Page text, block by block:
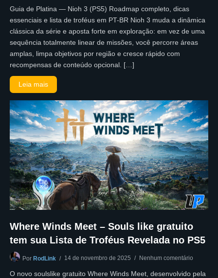
Guia de Platina — Nioh 3 (PS5) Roadmap completo, dicas
essenciais e lista de troféus em PT-BR Nioh 3 muda a dinâmica
clássica da série e aposta forte em exploração: em vez de uma
sequência totalmente linear de missões, você percorre áreas
amplas, limpa objetivos por região e cresce rápido com
recompensas de conteúdo opcional. […]
Leia mais
Where Winds Meet – Souls like gratuito
tem sua Lista de Troféus Revelada no PS5
Por RodLink 14 de novembro de 2025 Nenhum comentário
O novo soulslike gratuito Where Winds Meet, desenvolvido pela